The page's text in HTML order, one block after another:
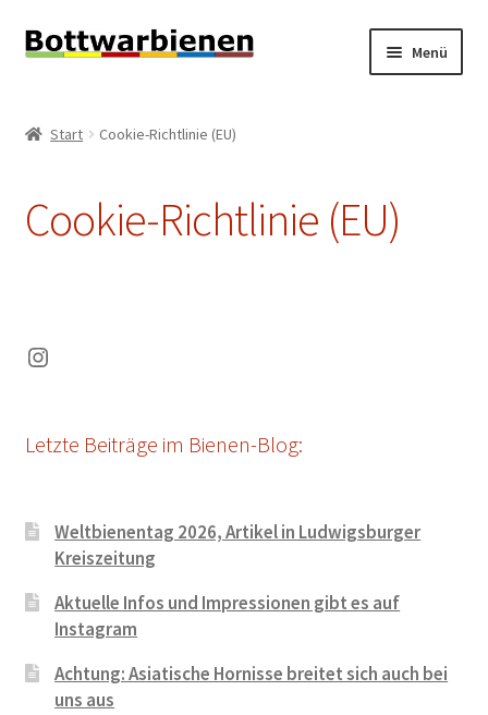
Zur
Zum
Menü
INFORMATIONEN
Haftungsausschluss (Disclaimer)
Start Cookie-Richtlinie (EU)
Cookie-Richtlinie (EU)
Instagram
Letzte Beiträge im Bienen-Blog:
Weltbienentag 2026, Artikel in Ludwigsburger
Kreiszeitung
Aktuelle Infos und Impressionen gibt es auf
Instagram
Achtung: Asiatische Hornisse breitet sich auch bei
uns aus